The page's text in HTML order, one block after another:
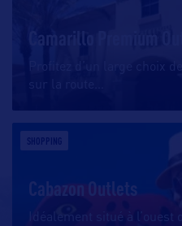
Camarillo Premium
SHOPPING
Cabazon Outlets
Idéalement situé à l’ouest